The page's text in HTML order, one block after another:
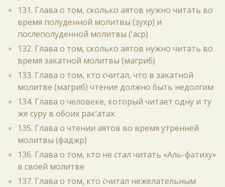
131. Глава о том, сколько аятов нужно читать во
время полуденной молитвы (зухр) и
послеполуденной молитвы (‘аср)
132. Глава о том, сколько аятов нужно читать во
время закатной молитвы (магриб)
133. Глава о том, кто считал, что в закатной
молитве (магриб) чтение должно быть недолгим
134. Глава о человеке, который читает одну и ту
же суру в обоих рак‘атах
135. Глава о чтении аятов во время утренней
молитвы (фаджр)
136. Глава о том, кто не стал читать «Аль-фатиху»
в своей молитве
137. Глава о том, кто считал нежелательным